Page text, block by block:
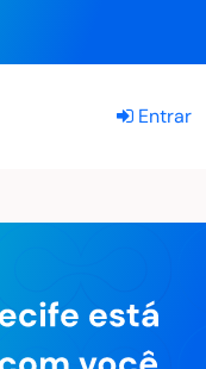
Entrar